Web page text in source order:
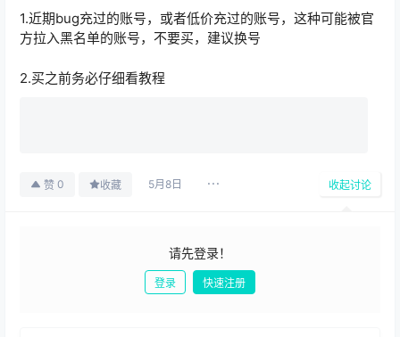
1.近期bug充过的账号，或者低价充过的账号，这种可能被官
方拉入黑名单的账号，不要买，建议换号
2.买之前务必仔细看教程
赞 0 收藏 5月8日 收起讨论
请先登录！
登录 快速注册